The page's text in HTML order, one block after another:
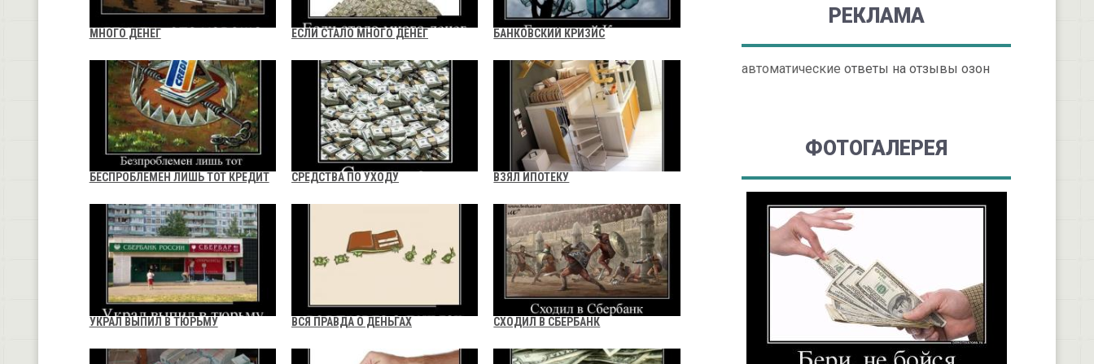
МНОГО ДЕНЕГ ЕСЛИ СТАЛО МНОГО ДЕНЕГ БАНКОВСКИЙ КРИЗИС
БЕСПРОБЛЕМЕН ЛИШЬ ТОТ КРЕДИТ СРЕДСТВА ПО УХОДУ ВЗЯЛ ИПОТЕКУ
УКРАЛ ВЫПИЛ В ТЮРЬМУ ВСЯ ПРАВДА О ДЕНЬГАХ СХОДИЛ В СБЕРБАНК
РЕКЛАМА
автоматическиеответы на отзывы озон
ФОТОГАЛЕРЕЯ